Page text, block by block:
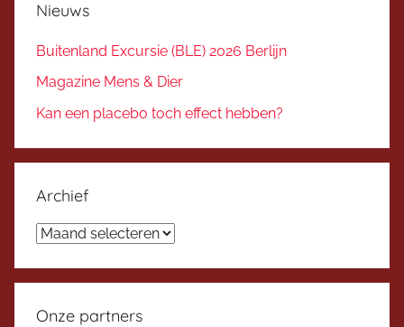
Nieuws
Buitenland Excursie (BLE) 2026 Berlijn
Magazine Mens & Dier
Kan een placebo toch effect hebben?
Archief
Archief
Onze partners